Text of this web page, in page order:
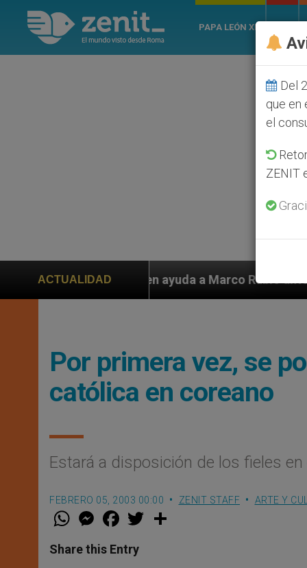
PAPA LEÓN XIV
ACTUALIDAD
ayuda a Marco Rubio ante persecución de
Por primera vez, se
católica en coreano
Estará a disposición de los fieles en
FEBRERO 05, 2003 00:00 ZENIT STAFF ARTE Y
W
t
s
M
e
s
e
F
a
e
b
w
Share this Entry
Del
que en
el
ZENIT